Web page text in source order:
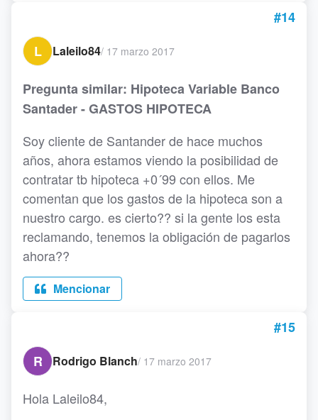
#14
L
Laleilo84/ 17 marzo 2017
Pregunta similar: Hipoteca Variable Banco
Santader - GASTOS HIPOTECA
Soy cliente de Santander de hace muchos
años, ahora estamos viendo la posibilidad de
contratar tb hipoteca +0´99 con ellos. Me
comentan que los gastos de la hipoteca son a
nuestro cargo. es cierto?? si la gente los esta
reclamando, tenemos la obligación de pagarlos
ahora??
Mencionar
#15
R
Rodrigo Blanch/ 17 marzo 2017
Hola Laleilo84,